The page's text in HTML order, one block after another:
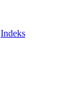
Indeks